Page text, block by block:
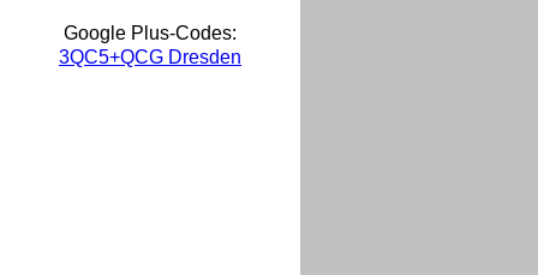
Google Plus-Codes:
3QC5+QCG Dresden